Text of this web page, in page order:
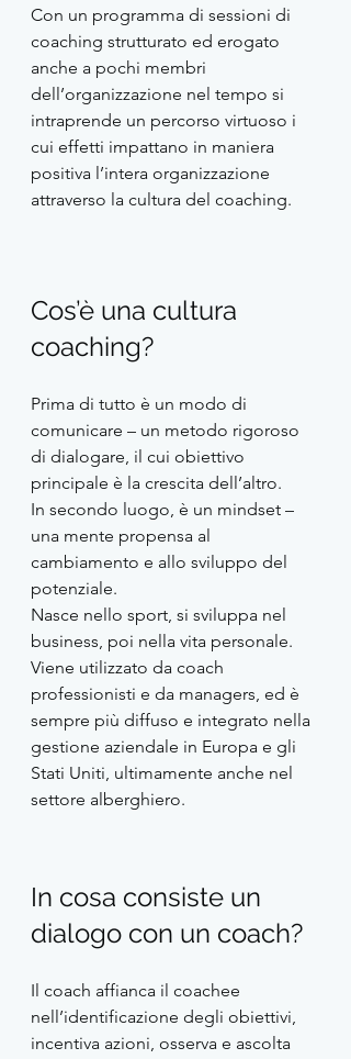
Con un programma di sessioni di
coaching strutturato ed erogato
anche a pochi membri
dell’organizzazione nel tempo si
intraprende un percorso virtuoso i
cui effetti impattano in maniera
positiva l’intera organizzazione
attraverso la cultura del coaching.
Cos’è una cultura
coaching?
Prima di tutto è un modo di
comunicare – un metodo rigoroso
di dialogare, il cui obiettivo
principale è la crescita dell’altro.
In secondo luogo, è un mindset –
una mente propensa al
cambiamento e allo sviluppo del
potenziale.
Nasce nello sport, si sviluppa nel
business, poi nella vita personale.
Viene utilizzato da coach
professionisti e da managers, ed è
sempre più diffuso e integrato nella
gestione aziendale in Europa e gli
Stati Uniti, ultimamente anche nel
settore alberghiero.
In cosa consiste un
dialogo con un coach?
Il coach affianca il coachee
nell’identificazione degli obiettivi,
incentiva azioni, osserva e ascolta